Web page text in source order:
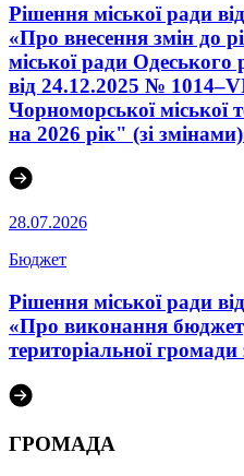
Рішення міської ради
«Про внесення змін до
міської ради Одеського
від 24.12.2025 №
Чорноморської міської
на 2026 рік" (зі
28.07.2026
Бюджет
Рішення міської ради
«Про виконання
територіальної
ГРОМАДА